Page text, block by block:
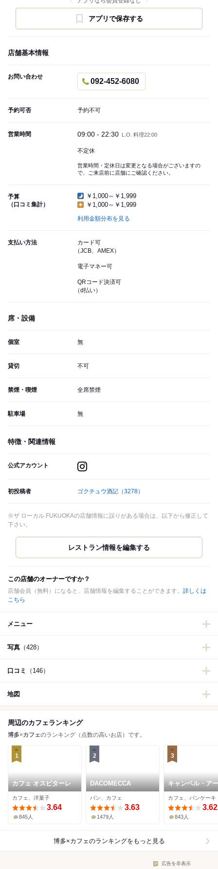
アプリで保存する
店舗基本情報
お問い合わせ
092-452-6080
予約可否 予約不可
営業時間 09:00 - 22:30 L.O. 料理22:00
不定休
営業時間・定休日は変更となる場合がございますの
で、ご来店前に店舗にご確認ください。
予算
（口コミ集計）
￥1,000～￥1,999
￥1,000～￥1,999
利用金額分布を見る
支払い方法
カード可
（JCB、AMEX）
電子マネー可
QRコード決済可
（d払い）
席・設備
個室 無
貸切 不可
禁煙・喫煙 全席禁煙
駐車場 無
特徴・関連情報
公式アカウント
初投稿者 ゴクチュウ酒記 （3278）
※ザ ローカル FUKUOKAの店舗情報に誤りがある場合は、以下から修正して
下さい。
この店舗のオーナーですか？
店舗会員（無料）になると、店舗情報を編集することができます。 詳しくは
こちら
メニュー
写真 （428）
口コミ （146）
地図
周辺のカフェランキング
博多×カフェのランキング（点数の高いお店）です。
1
カフェ オスピターレ
カフェ、洋菓子
3.64
845人
2
DACOMECCA
パン、カフェ
3.63
1479人
3
キャンベル・ア
カフェ、パンケーキ
3.62
843人
博多×カフェのランキングをもっと見る
広告を非表示